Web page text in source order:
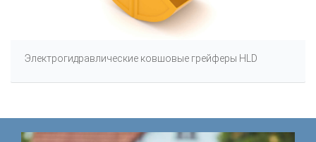
Электрогидравлические ковшовые грейферы HLD